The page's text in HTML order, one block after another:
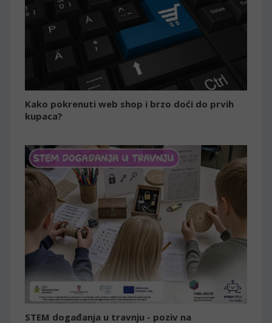
Kako pokrenuti web shop i brzo doći do prvih
kupaca?
STEM događanja u travnju - poziv na